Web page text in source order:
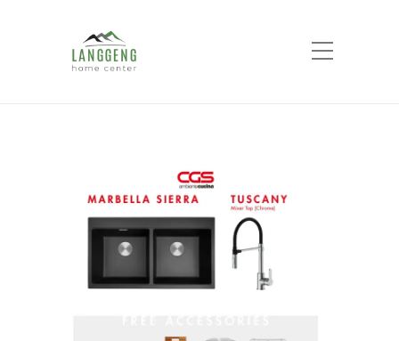
Home Products
CGS SINK MARBELLA